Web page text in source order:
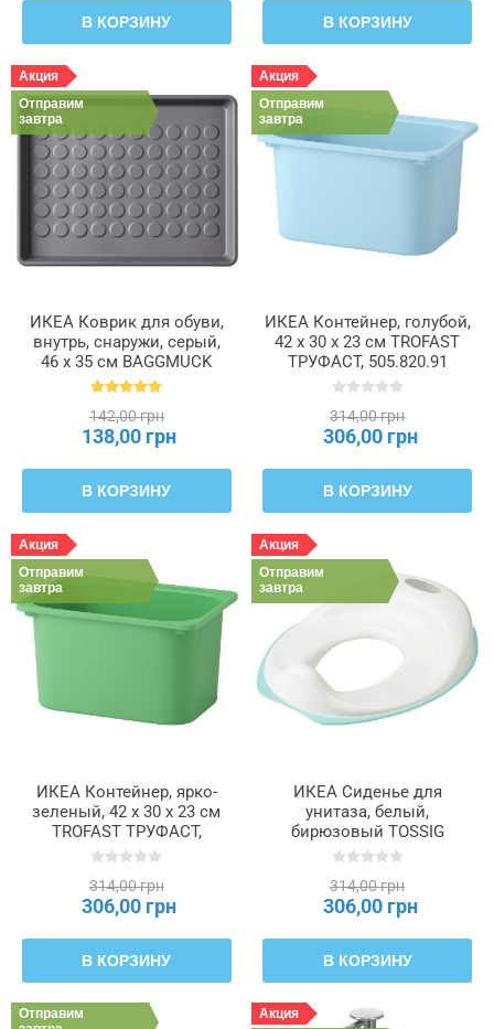
В КОРЗИНУ В КОРЗИНУ
Акция
Отправим
завтра
ИКЕА Коврик для обуви,
внутрь, снаружи, серый,
46 x 35 см BAGGMUCK
БАГГМУКК, 405.737.56
142,00 грн
138,00 грн
В КОРЗИНУ
Акция
Отправим
завтра
ИКЕА Контейнер, голубой,
42 x 30 x 23 см TROFAST
ТРУФАСТ, 505.820.91
314,00 грн
306,00 грн
В КОРЗИНУ
Акция
Отправим
завтра
ИКЕА Контейнер, ярко-
зеленый, 42 x 30 x 23 см
TROFAST ТРУФАСТ,
405.820.96
314,00 грн
306,00 грн
В КОРЗИНУ
Акция
Отправим
завтра
ИКЕА Сиденье для
унитаза, белый,
бирюзовый TOSSIG
ТОССИГ, 805.915.79
314,00 грн
306,00 грн
В КОРЗИНУ
Отправим
Акция